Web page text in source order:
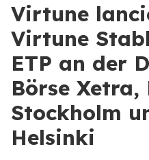
Virtune
Virtune
ETP an der
Börse Xetra,
Stockholm
Helsinki